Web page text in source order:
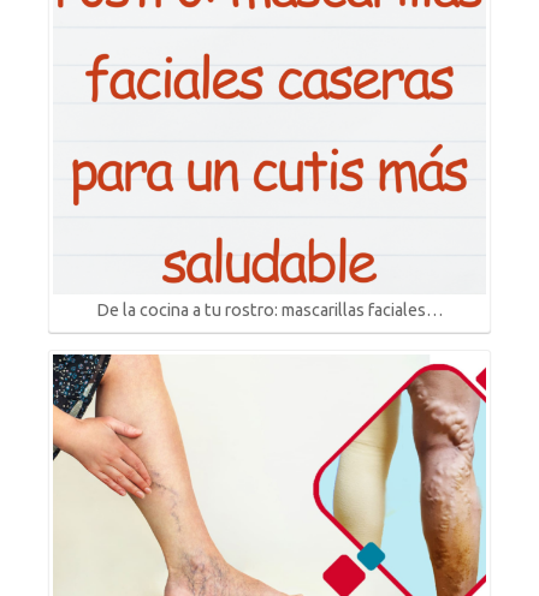
De la cocina a tu rostro: mascarillas faciales…